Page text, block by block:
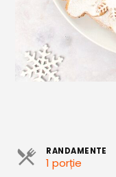
Deserturi
Plăcinte, Tarte și
Prăjituri
Dulceață / Gem
Sirop / Compot
RANDAMENTE
1 porție